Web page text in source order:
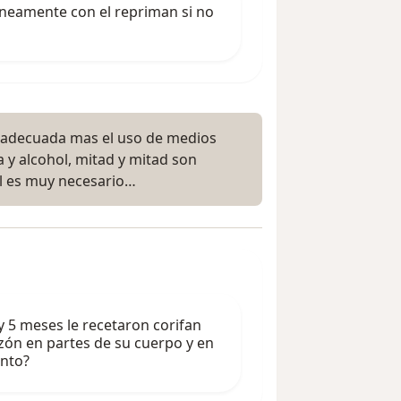
con el repriman si no
mas el uso de medios
y alcohol, mitad y mitad son
es muy necesario…
5 meses le recetaron corifan
en partes de su cuerpo y en